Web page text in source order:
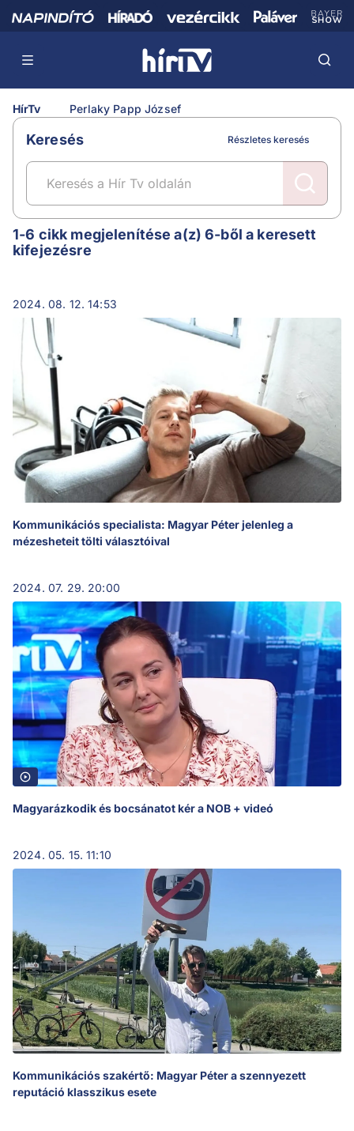
HírTv Perlaky Papp József
Keresés Részletes keresés
Perlaky Papp József
1-6 cikk megjelenítése a(z) 6-ből a keresett
kifejezésre
2024. 08. 12. 14:53
Kommunikációs specialista: Magyar Péter jelenleg a
mézesheteit tölti választóival
2024. 07. 29. 20:00
Magyarázkodik és bocsánatot kér a NOB + videó
2024. 05. 15. 11:10
Kommunikációs szakértő: Magyar Péter a szennyezett
reputáció klasszikus esete